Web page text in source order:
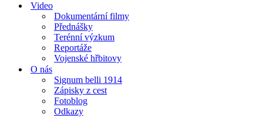
Video
Dokumentární filmy
Přednášky
Terénní výzkum
Reportáže
Vojenské hřbitovy
O nás
Signum belli 1914
Zápisky z cest
Fotoblog
Odkazy